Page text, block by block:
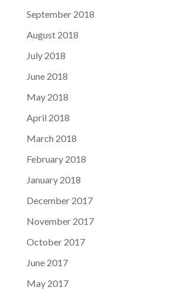
September 2018
August 2018
July 2018
June 2018
May 2018
April 2018
March 2018
February 2018
January 2018
December 2017
November 2017
October 2017
June 2017
May 2017